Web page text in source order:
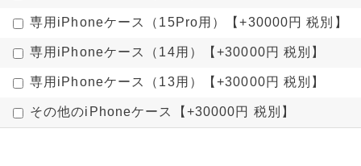
専用iPhoneケース（15Pro用）【+30000円 税別】
専用iPhoneケース（14用）【+30000円 税別】
専用iPhoneケース（13用）【+30000円 税別】
その他のiPhoneケース【+30000円 税別】